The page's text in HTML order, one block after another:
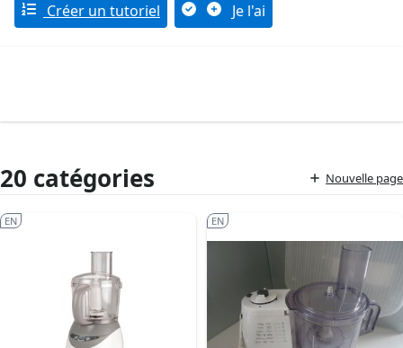
Créer un tutoriel Je l'ai
20 catégories Nouvelle page
EN EN